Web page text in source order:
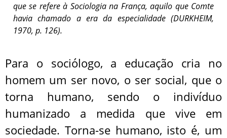
que se refere à Sociologia na França, aquilo que Comte
havia chamado a era da especialidade (DURKHEIM,
1970, p. 126).
Para o sociólogo, a educação cria no
homem um ser novo, o ser social, que o
torna humano, sendo o indivíduo
humanizado a medida que vive em
sociedade. Torna-se humano, isto é, um